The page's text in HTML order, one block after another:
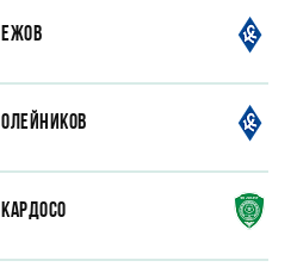
Ежов
Олейников
Кардосо